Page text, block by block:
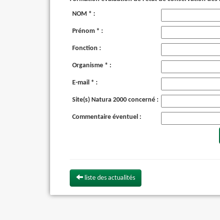
NOM * :
Prénom * :
Fonction :
Organisme * :
E-mail * :
Site(s) Natura 2000 concerné :
Commentaire éventuel :
liste des actualités